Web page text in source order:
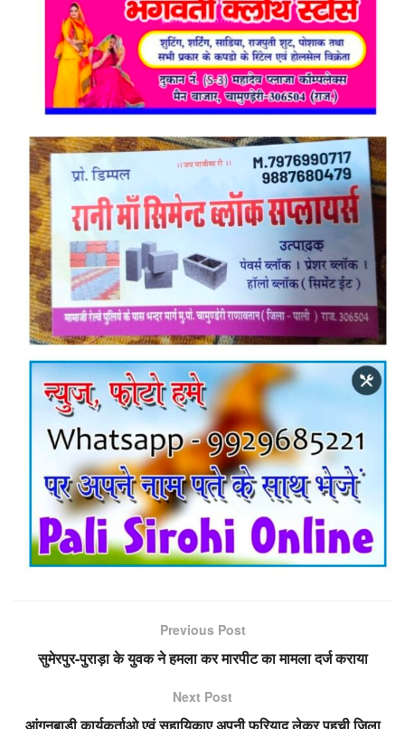
Previous Post
सुमेरपुर-पुराड़ा के युवक ने हमला कर मारपीट का मामला दर्ज कराया
Next Post